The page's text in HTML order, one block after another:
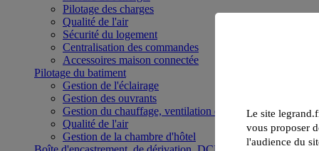
Pilotage des charges
Qualité de l'air
Sécurité du logement
Centralisation des commandes
Accessoires maison connectée
Pilotage du batiment
Gestion de l'éclairage
Gestion des ouvrants
Gestion du chauffage, ventilation et climatisation
Qualité de l'air
Gestion de la chambre d'hôtel
Le site
vous proposer
l'audience du